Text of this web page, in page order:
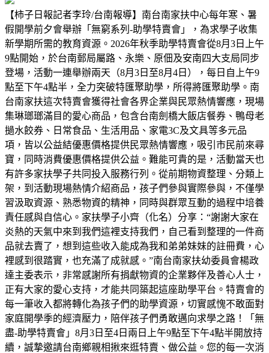
【柿子日報記者李玲/台南報導】南台南家扶中心每年寒、暑
假開學前夕會舉辦「無窮系列-助學特賣會」，為求學子收集
新學期所需的教育資源。2026年秋季助學特賣會從8月3日上午
9點開始，於台南郵局屬路、永樂、原佃及安南四大支局同步
登場，活動一連舉辦兩天（8月3日至8月4日），每日自上午9
點至下午4點半，全力突破特匯聚助學，所得將匯聚助學。南
台南家扶這次特賣會獲得社會各界企業與民眾熱情響應，現場
集琳瑯瑯滿目的愛心商品，包含台南劍橋大飯店餐券、鴨母老
撾水餃券、日常食品、生活用品、家電3C及文具等多元品
項，皆以公益結優惠價格提供民眾熱情響應，吸引市民前來尋
寶，同時消費優惠價格提供公益。難能可貴的是，活動當天也
有許多家扶學子共同投入服務行列。從前期物資整理、分類上
架，到活動現場熱情介紹商品，孩子們參與實際參與，不僅學
習汲取資源、熟悉物資的精神，同時與群眾互動的過程中培養
責任感與自信心。家扶學子小齊（化名）分享：“謝謝大家在
炎熱的天氣中來到我們這裡支持我們，自己看到整理的一件商
品就去賣了，想到這些收入能成為我和弟弟妹妹的註冊費，心
裡感到很踏實，也充滿了成就感。”南台南家扶幼委員會楊政
達主委表示，非常感謝所有捐獻物資的企業夥伴及善心人士，
正有大家的愛心支持，才能共同築起這座助學平台。特賣會的
每一筆收入都將轉化為孩子們的助學資源，切實感愧不敢面對
家庭開學季的經濟壓力，陪伴孩子們勇敢邁向求學之路！「無
盡-助學特賣會」8月3日至4日兩日上午9點至下午4點半開放持
續，誠摯邀請台南鄉親相揪來逛特賣、做公益。您的每一次消